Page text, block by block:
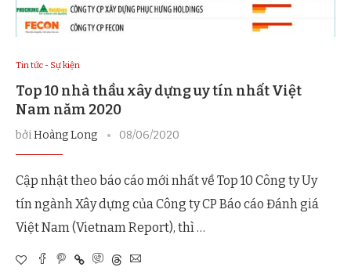
Tin tức - Sự kiện
Top 10 nhà thầu xây dựng uy tín nhất Việt
Nam năm 2020
bởiHoàng Long 08/06/2020
Cập nhật theo báo cáo mới nhất về Top 10 Công ty Uy
tín ngành Xây dựng của Công ty CP Báo cáo Đánh giá
Việt Nam (Vietnam Report), thì …